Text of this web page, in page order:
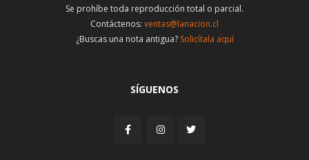
Se prohíbe toda reproducción total o parcial.
Contáctenos: ventas@lanacion.cl
¿Buscas una nota antigua? Solicítala aquí
SÍGUENOS